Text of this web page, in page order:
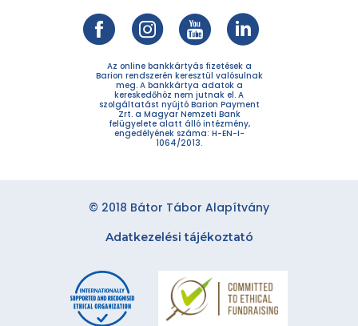
Az online bankkártyás fizetések a
Barion rendszerén keresztül valósulnak
meg. A bankkártya adatok a
kereskedőhöz nem jutnak el. A
szolgáltatást nyújtó Barion Payment
Zrt. a Magyar Nemzeti Bank
felügyelete alatt álló intézmény,
engedélyének száma: H-EN-I-
1064/2013.
© 2018 Bátor Tábor Alapítvány
Adatkezelési tájékoztató